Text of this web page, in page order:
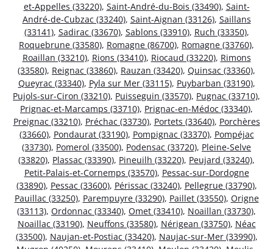
et-Appelles (33220), Saint-André-du-Bois (33490), Saint-
André-de-Cubzac (33240), Saint-Aignan (33126), Saillans
(33141), Sadirac (33670), Sablons (33910), Ruch (33350),
Roquebrune (33580), Romagne (86700), Romagne (33760),
Roaillan (33210), Rions (33410), Riocaud (33220), Rimons
(33580), Reignac (33860), Rauzan (33420), Quinsac (33360),
Queyrac (33340), Pyla sur Mer (33115), Puybarban (33190),
Pujols-sur-Ciron (33210), Puisseguin (33570), Pugnac (33710),
Prignac-et-Marcamps (33710), Prignac-en-Médoc (33340),
Preignac (33210), Préchac (33730), Portets (33640), Porchères
(33660), Pondaurat (33190), Pompignac (33370), Pompéjac
(33730), Pomerol (33500), Podensac (33720), Pleine-Selve
(33820), Plassac (33390), Pineuilh (33220), Peujard (33240),
Petit-Palais-et-Cornemps (33570), Pessac-sur-Dordogne
(33890), Pessac (33600), Périssac (33240), Pellegrue (33790),
Pauillac (33250), Parempuyre (33290), Paillet (33550), Origne
(33113), Ordonnac (33340), Omet (33410), Noaillan (33730),
Noaillac (33190), Neuffons (33580), Nérigean (33750), Néac
(33500), Naujan-et-Postiac (33420), Naujac-sur-Mer (33990),